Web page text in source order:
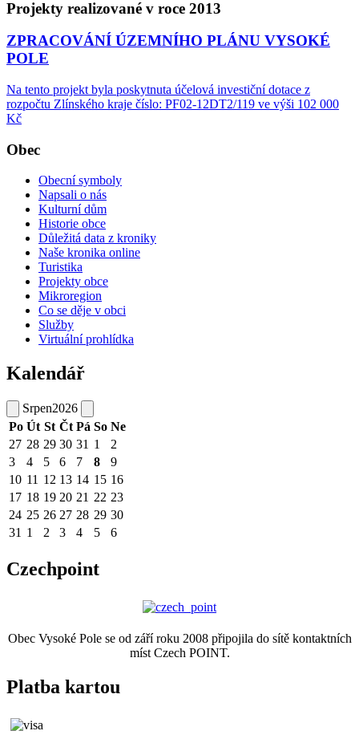
Projekty realizované v roce 2013
ZPRACOVÁNÍ ÚZEMNÍHO PLÁNU VYSOKÉ
POLE
Na tento projekt byla poskytnuta účelová investiční dotace z
rozpočtu Zlínského kraje číslo: PF02-12DT2/119 ve výši 102 000
Kč
Obec
Obecní symboly
Napsali o nás
Kulturní dům
Historie obce
Důležitá data z kroniky
Naše kronika online
Turistika
Projekty obce
Mikroregion
Co se děje v obci
Služby
Virtuální prohlídka
Kalendář
Srpen2026
Po Út St Čt Pá So Ne
27 28 29 30 31 1
2
3
4 5 6 7 8
9
10 11 12 13 14 15 16
17 18 19 20 21 22 23
24 25 26 27 28 29 30
31 1 2 3 4 5 6
Czechpoint
Obec Vysoké Pole se od září roku 2008 připojila do sítě kontaktních
míst Czech POINT.
Platba kartou